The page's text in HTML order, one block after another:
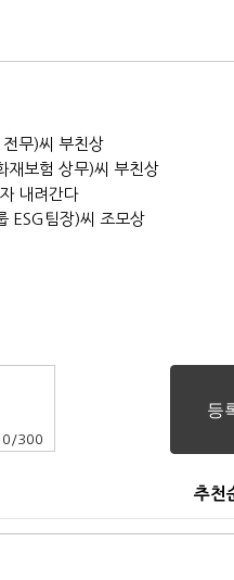
무)씨 부친상
재보험 상무)씨 부친상
내려간다
ESG팀장)씨 조모상
0 /300
추천